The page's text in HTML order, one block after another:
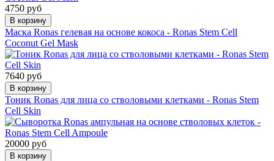
4750 руб
В корзину
Маска Ronas гелевая на основе кокоса - Ronas Stem Cell
Coconut Gel Mask
7640 руб
В корзину
Тоник Ronas для лица со стволовыми клетками - Ronas Stem
Cell Skin
20000 руб
В корзину